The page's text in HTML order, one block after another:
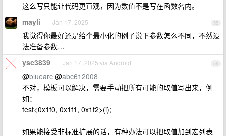
这么写只能让代码更直观，因为数值不是写在函数名内。
55
mayli Jan 17, 2025
我觉得你最好还是给个最小化的例子说下参数怎么不同，不然没
法准备参数…
56
ysc3839 Jan 17, 2025 via Android
@bluearc @abc612008
不对，模板可以解决，需要手动把所有可能的取值写出来，例
如：
test<0x1f0, 0x1f1, 0x1f2>(i);
如果能接受非标准扩展的话，有种办法可以把取值加到宏列表